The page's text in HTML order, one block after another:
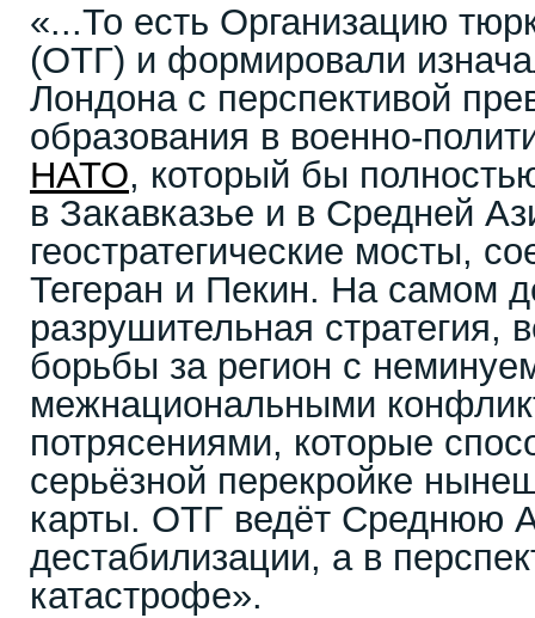
«...То есть Организацию
(ОТГ) и формировали
Лондона с перспективой
образования в военно-
НАТО, который бы
в Закавказье и в Средней
геостратегические мосты,
Тегеран и Пекин. На самом
разрушительная стратегия,
борьбы за регион с
межнациональными
потрясениями, которые
серьёзной перекройке
карты. ОТГ ведёт Среднюю
дестабилизации, а в
катастрофе».